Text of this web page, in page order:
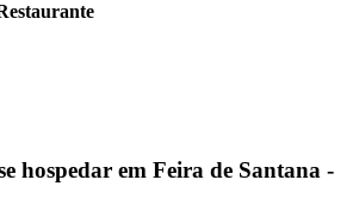
hospedar em Feira de Santana -